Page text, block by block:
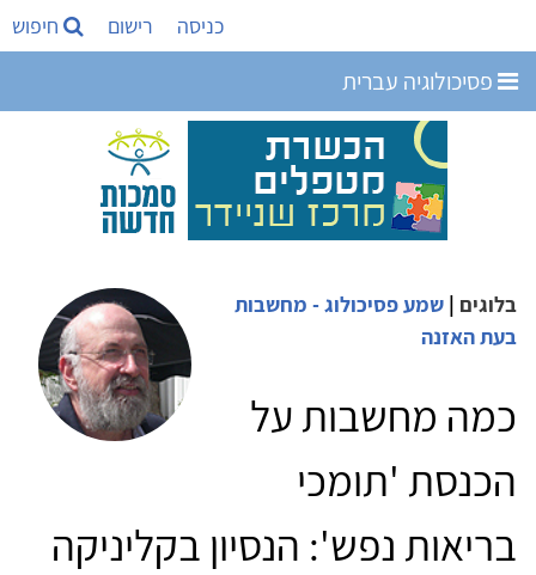
כניסה רישום חיפוש
פסיכולוגיה עברית
בלוגים | שמע פסיכולוג - מחשבות
בעת האזנה
כמה מחשבות על
הכנסת 'תומכי
בריאות נפש': הנסיון בקליניקה